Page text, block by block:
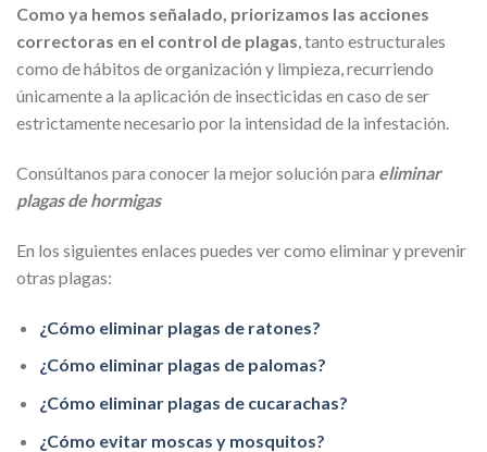
Como ya hemos señalado, priorizamos las acciones
correctoras en el control de plagas, tanto estructurales
como de hábitos de organización y limpieza, recurriendo
únicamente a la aplicación de insecticidas en caso de ser
estrictamente necesario por la intensidad de la infestación.
Consúltanos para conocer la mejor solución para eliminar
plagas de hormigas
En los siguientes enlaces puedes ver como eliminar y prevenir
otras plagas:
¿Cómo eliminar plagas de ratones?
¿Cómo eliminar plagas de palomas?
¿Cómo eliminar plagas de cucarachas?
¿Cómo evitar moscas y mosquitos?